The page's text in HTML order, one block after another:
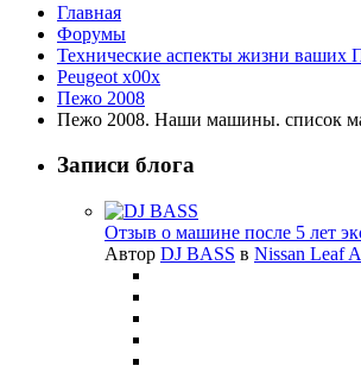
Главная
Форумы
Технические аспекты жизни ваших
Peugeot x00x
Пежо 2008
Пежо 2008. Наши машины. список
Записи блога
Отзыв о машине после 5 лет
Автор DJ BASS в Nissan Leaf